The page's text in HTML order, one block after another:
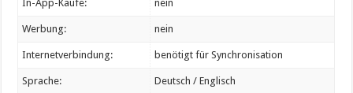
In-App-Käufe: nein
Werbung: nein
Internetverbindung: benötigt für Synchronisation
Sprache: Deutsch / Englisch